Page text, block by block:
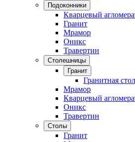
Подоконники
Кварцевый
Гранит
Мрамор
Оникс
Травертин
Столешницы
Гранит
Гранитная
Мрамор
Кварцевый
Оникс
Травертин
Столы
Гранит